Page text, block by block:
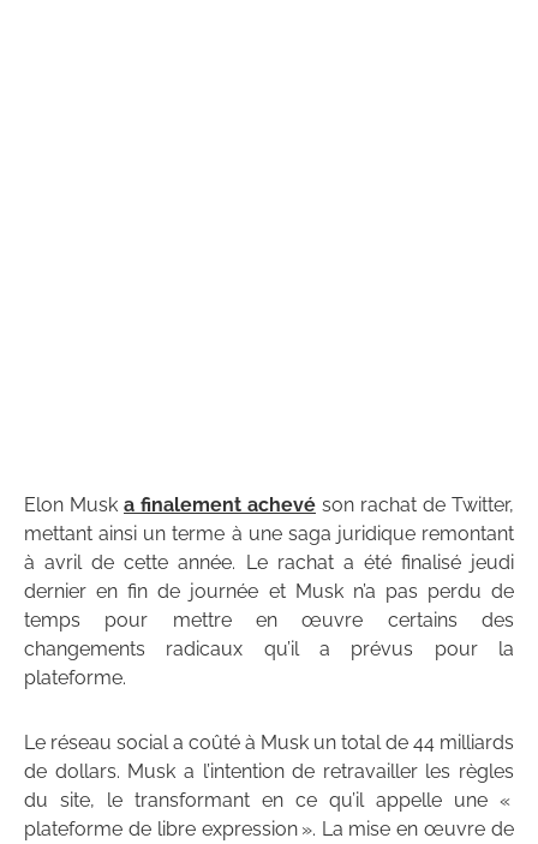
Elon Musk a finalement achevé son rachat de Twitter,
mettant ainsi un terme à une saga juridique remontant
à avril de cette année. Le rachat a été finalisé jeudi
dernier en fin de journée et Musk n’a pas perdu de
temps pour mettre en œuvre certains des
changements radicaux qu’il a prévus pour la
plateforme.
Le réseau social a coûté à Musk un total de 44 milliards
de dollars. Musk a l’intention de retravailler les règles
du site, le transformant en ce qu’il appelle une «
plateforme de libre expression ». La mise en œuvre de